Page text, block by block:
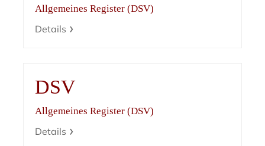
Allgemeines Register (DSV)
Details
DSV
Allgemeines Register (DSV)
Details